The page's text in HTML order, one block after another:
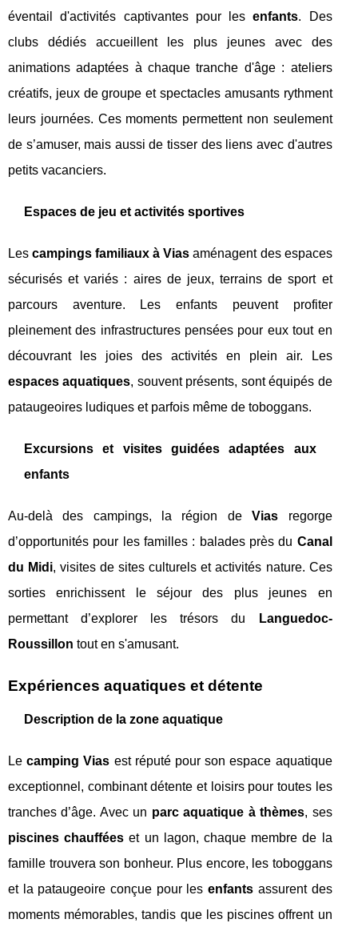
éventail d'activités captivantes pour lesenfants. Des
clubs dédiés accueillent les plus jeunes avec des
animations adaptées à chaque tranche d'âge : ateliers
créatifs, jeux de groupe et spectacles amusants rythment
leurs journées. Ces moments permettent non seulement
de s’amuser, mais aussi de tisser des liens avec d'autres
petits vacanciers.
Espaces de jeu et activités sportives
Lescampings familiaux à Vias aménagent des espaces
sécurisés et variés : aires de jeux, terrains de sport et
parcours aventure. Les enfants peuvent profiter
pleinement des infrastructures pensées pour eux tout en
découvrant les joies des activités en plein air. Les
espaces aquatiques, souvent présents, sont équipés de
pataugeoires ludiques et parfois même de toboggans.
Excursions et visites guidées adaptées aux
enfants
Au-delà des campings, la région deVias regorge
d’opportunités pour les familles : balades près du Canal
du Midi, visites de sites culturels et activités nature. Ces
sorties enrichissent le séjour des plus jeunes en
permettant d’explorer les trésors du
Languedoc-
Roussillon tout en s'amusant.
Expériences aquatiques et détente
Description de la zone aquatique
Lecamping Vias est réputé pour son espace aquatique
exceptionnel, combinant détente et loisirs pour toutes les
tranches d’âge. Avec un parc aquatique à thèmes, ses
piscines chauffées et un lagon, chaque membre de la
famille trouvera son bonheur. Plus encore, les toboggans
et la pataugeoire conçue pour lesenfants assurent des
moments mémorables, tandis que les piscines offrent un